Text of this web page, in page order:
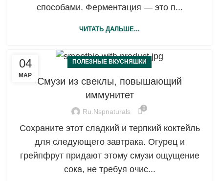
способами. Ферментация — это п...
ЧИТАТЬ ДАЛЬШЕ...
04
МАР
ПОЛЕЗНЫЕ ВКУСНЯШКИ
Смузи из свеклы, повышающий
иммунитет
Ru.nspnaturals 0
Сохраните этот сладкий и терпкий коктейль
для следующего завтрака. Огурец и
грейпфрут придают этому смузи ощущение
сока, не требуя очис...